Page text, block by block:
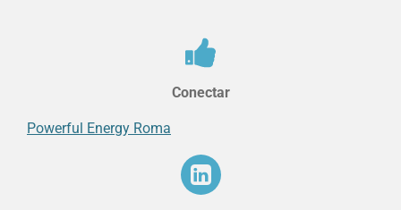
Conectar
Powerful Energy Roma